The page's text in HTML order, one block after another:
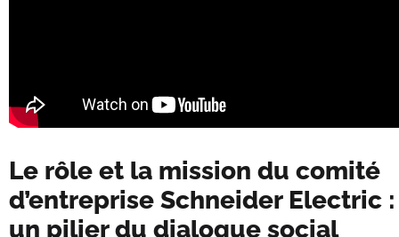
Le rôle et la mission du comité
d’entreprise Schneider Electric :
un pilier du dialogue social